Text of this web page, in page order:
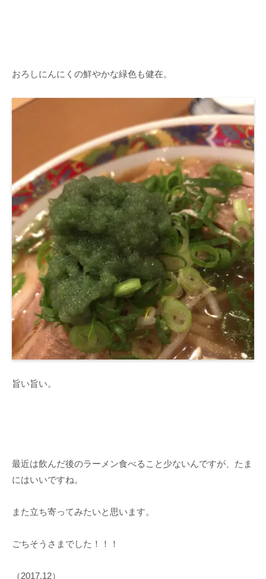
おろしにんにくの鮮やかな緑色も健在。
旨い旨い。
最近は飲んだ後のラーメン食べること少ないんですが、たま
にはいいですね。
また立ち寄ってみたいと思います。
ごちそうさまでした！！！
（2017.12）